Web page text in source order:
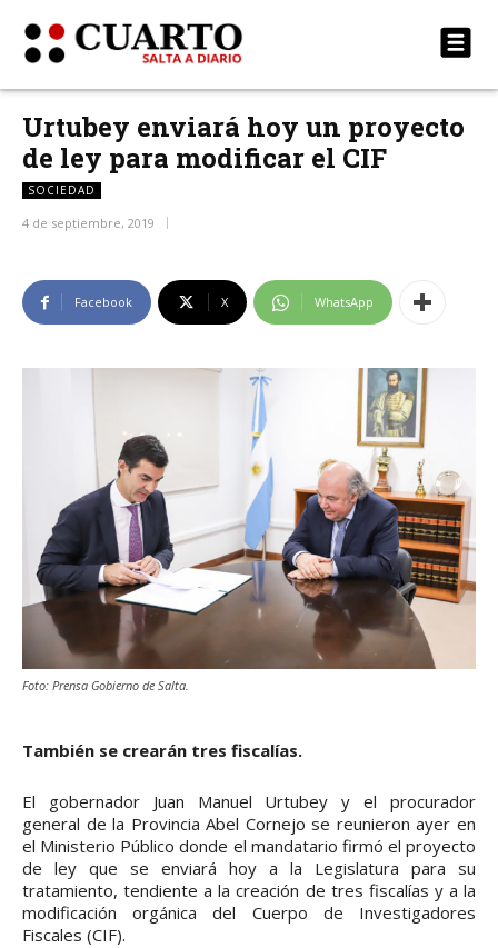
Urtubey enviará hoy un proyecto
de ley para modificar el CIF
SOCIEDAD
4 de septiembre, 2019
Facebook X WhatsApp
Foto: Prensa Gobierno de Salta.
También se crearán tres fiscalías.
El gobernador Juan Manuel Urtubey y el procurador
general de la Provincia Abel Cornejo se reunieron ayer en
el Ministerio Público donde el mandatario firmó el proyecto
de ley que se enviará hoy a la Legislatura para su
tratamiento, tendiente a la creación de tres fiscalías y a la
modificación orgánica del Cuerpo de Investigadores
Fiscales (CIF).